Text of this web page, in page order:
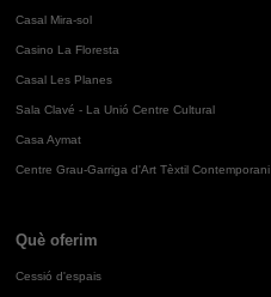
Casal Mira-sol
Casino La Floresta
Casal Les Planes
Sala Clavé - La Unió Centre Cultural
Casa Aymat
Centre Grau-Garriga d'Art Tèxtil Contemporani
Què oferim
Cessió d'espais